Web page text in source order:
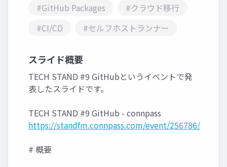
#GitHub Packages
#クラウド移行
#CI/CD
#セルフホストランナー
スライド概要
TECH STAND #9 GitHubというイベントで発
表したスライドです。
TECH STAND #9 GitHub - connpass
https://standfm.connpass.com/event/256786/
# 概要